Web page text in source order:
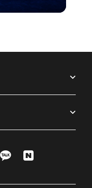
기
LineApp
새 창 열기
Naver
새 창 열기